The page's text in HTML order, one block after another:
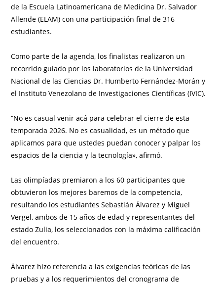
de la Escuela Latinoamericana de Medicina Dr. Salvador
Allende (ELAM) con una participación final de 316
estudiantes.
Como parte de la agenda, los finalistas realizaron un
recorrido guiado por los laboratorios de la Universidad
Nacional de las Ciencias Dr. Humberto Fernández-Morán y
el Instituto Venezolano de Investigaciones Científicas (IVIC).
“No es casual venir acá para celebrar el cierre de esta
temporada 2026. No es casualidad, es un método que
aplicamos para que ustedes puedan conocer y palpar los
espacios de la ciencia y la tecnología», afirmó.
Las olimpíadas premiaron a los 60 participantes que
obtuvieron los mejores baremos de la competencia,
resultando los estudiantes Sebastián Álvarez y Miguel
Vergel, ambos de 15 años de edad y representantes del
estado Zulia, los seleccionados con la máxima calificación
del encuentro.
Álvarez hizo referencia a las exigencias teóricas de las
pruebas y a los requerimientos del cronograma de